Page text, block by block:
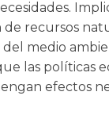
de recursos
del medio
las políticas
efectos